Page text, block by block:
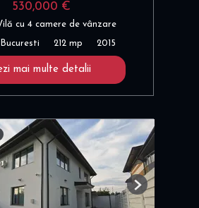
530,000 €
cu 4 camere de vânzare
212 mp 2015
mai multe detalii
Next